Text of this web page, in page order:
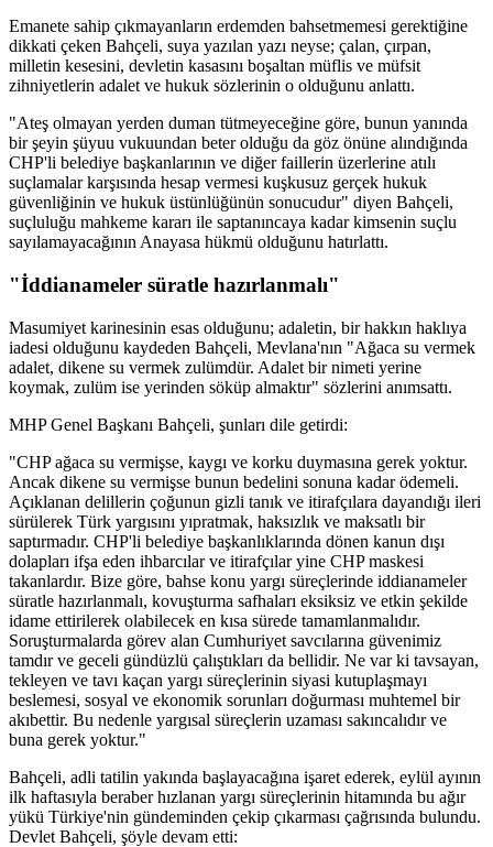
Emanete sahip çıkmayanların erdemden bahsetmemesi gerektiğine
dikkati çeken Bahçeli, suya yazılan yazı neyse; çalan, çırpan,
milletin kesesini, devletin kasasını boşaltan müflis ve müfsit
zihniyetlerin adalet ve hukuk sözlerinin o olduğunu anlattı.
"Ateş olmayan yerden duman tütmeyeceğine göre, bunun yanında
bir şeyin şüyuu vukuundan beter olduğu da göz önüne alındığında
CHP'li belediye başkanlarının ve diğer faillerin üzerlerine atılı
suçlamalar karşısında hesap vermesi kuşkusuz gerçek hukuk
güvenliğinin ve hukuk üstünlüğünün sonucudur" diyen Bahçeli,
suçluluğu mahkeme kararı ile saptanıncaya kadar kimsenin suçlu
sayılamayacağının Anayasa hükmü olduğunu hatırlattı.
"İddianameler süratle hazırlanmalı"
Masumiyet karinesinin esas olduğunu; adaletin, bir hakkın haklıya
iadesi olduğunu kaydeden Bahçeli, Mevlana'nın "Ağaca su vermek
adalet, dikene su vermek zulümdür. Adalet bir nimeti yerine
koymak, zulüm ise yerinden söküp almaktır" sözlerini anımsattı.
MHP Genel Başkanı Bahçeli, şunları dile getirdi:
"CHP ağaca su vermişse, kaygı ve korku duymasına gerek yoktur.
Ancak dikene su vermişse bunun bedelini sonuna kadar ödemeli.
Açıklanan delillerin çoğunun gizli tanık ve itirafçılara dayandığı ileri
sürülerek Türk yargısını yıpratmak, haksızlık ve maksatlı bir
saptırmadır. CHP'li belediye başkanlıklarında dönen kanun dışı
dolapları ifşa eden ihbarcılar ve itirafçılar yine CHP maskesi
takanlardır. Bize göre, bahse konu yargı süreçlerinde iddianameler
süratle hazırlanmalı, kovuşturma safhaları eksiksiz ve etkin şekilde
idame ettirilerek olabilecek en kısa sürede tamamlanmalıdır.
Soruşturmalarda görev alan Cumhuriyet savcılarına güvenimiz
tamdır ve geceli gündüzlü çalıştıkları da bellidir. Ne var ki tavsayan,
tekleyen ve tavı kaçan yargı süreçlerinin siyasi kutuplaşmayı
beslemesi, sosyal ve ekonomik sorunları doğurması muhtemel bir
akıbettir. Bu nedenle yargısal süreçlerin uzaması sakıncalıdır ve
buna gerek yoktur."
Bahçeli, adli tatilin yakında başlayacağına işaret ederek, eylül ayının
ilk haftasıyla beraber hızlanan yargı süreçlerinin hitamında bu ağır
yükü Türkiye'nin gündeminden çekip çıkarması çağrısında bulundu.
Devlet Bahçeli, şöyle devam etti: